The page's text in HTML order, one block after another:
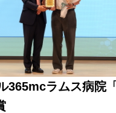
365mcラムス病院